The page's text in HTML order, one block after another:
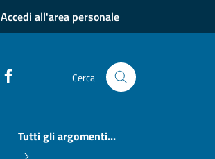
Accedi all'area personale
Cerca
Tutti gli argomenti...